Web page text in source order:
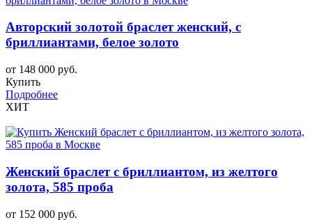
Авторский золотой браслет женский, с
бриллиантами, белое золото
от 148 000 руб.
Купить
Подробнее
ХИТ
Женский браслет c бриллиантом, из желтого
золота, 585 проба
от 152 000 руб.